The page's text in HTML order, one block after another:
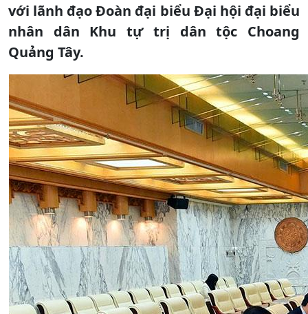
với lãnh đạo Đoàn đại biểu Đại hội đại biểu
nhân dân Khu tự trị dân tộc Choang
Quảng Tây.